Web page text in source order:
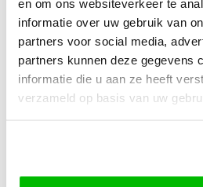
en om ons websiteverkeer te
informatie over uw gebruik van
partners voor social media,
partners kunnen deze gegevens
informatie die u aan ze heeft
verzameld op basis van uw
vanaf —10%
Heb je een vraag over dit product?